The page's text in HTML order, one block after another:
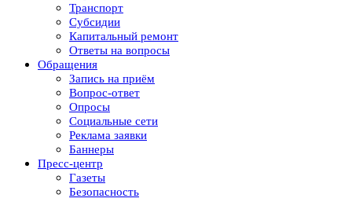
Транспорт
Субсидии
Капитальный ремонт
Ответы на вопросы
Обращения
Запись на приём
Вопрос-ответ
Опросы
Социальные сети
Реклама заявки
Баннеры
Пресс-центр
Газеты
Безопасность